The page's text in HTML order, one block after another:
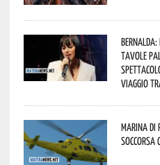
Tavole
viaggio
Marina di
soccorsa